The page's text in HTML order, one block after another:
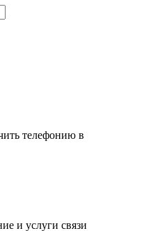
телефонию в
и услуги связи